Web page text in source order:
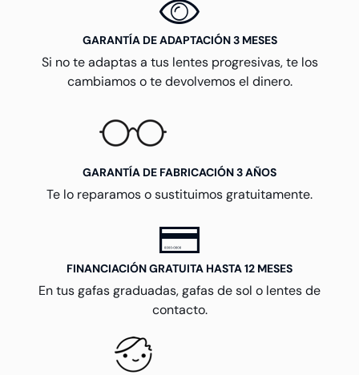
GARANTÍA DE ADAPTACIÓN 3 MESES
Si no te adaptas a tus lentes progresivas, te los
cambiamos o te devolvemos el dinero.
GARANTÍA DE FABRICACIÓN 3 AÑOS
Te lo reparamos o sustituimos gratuitamente.
FINANCIACIÓN GRATUITA HASTA 12 MESES
En tus gafas graduadas, gafas de sol o lentes de
contacto.